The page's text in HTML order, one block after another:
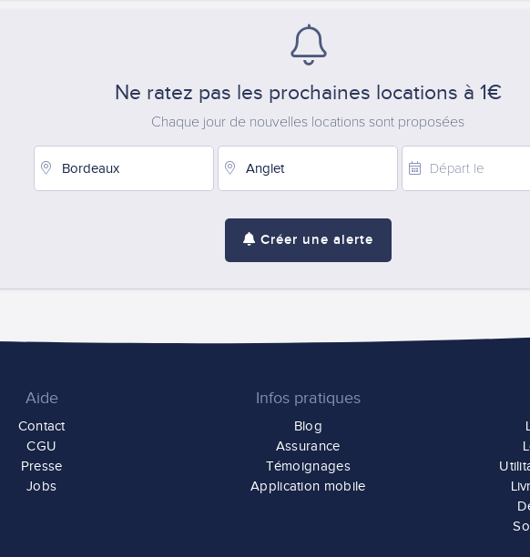
Ne ratez pas les prochaines locations à 1€
Chaque jour de nouvelles locations sont proposées
Créer une alerte
Aide
Contact
CGU
Presse
Jobs
Infos pratiques
Blog
Assurance
Témoignages
Application mobile